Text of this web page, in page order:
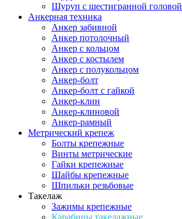
Шуруп с шестигранной головой
Анкерная техника
Анкер забивной
Анкер потолочный
Анкер с кольцом
Анкер с костылем
Анкер с полукольцом
Анкер-болт
Анкер-болт с гайкой
Анкер-клин
Анкер-клиновой
Анкер-рамный
Метрический крепеж
Болты крепежные
Винты метрические
Гайки крепежные
Шайбы крепежные
Шпильки резьбовые
Такелаж
Зажимы крепежные
Карабины такелажные